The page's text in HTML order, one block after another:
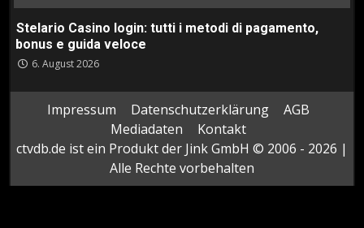
Stelario Casino login: tutti i metodi di pagamento,
bonus e guida veloce
6. August 2026
Impressum Datenschutzerklärung
AGB
Mediadaten
Kontakt
ctvdb.de ist ein Produkt der Jink GmbH © 2006 - 2026 |
Alle Rechte vorbehalten